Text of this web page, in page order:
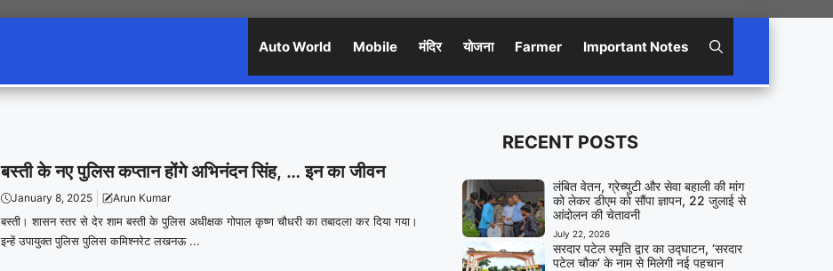
Auto World Mobile मंदिर योजना Farmer Important Notes
बस्ती के नए पुलिस कप्तान होंगे अभिनंदन सिंह, … इन का जीवन
January 8, 2025 Arun Kumar
बस्ती। शासन स्तर से देर शाम बस्ती के पुलिस अधीक्षक गोपाल कृष्ण चौधरी का तबादला कर दिया गया।
इन्हें उपायुक्त पुलिस पुलिस कमिश्नरेट लखनऊ ...
RECENT POSTS
लंबित वेतन, ग्रेच्युटी और सेवा बहाली की मांग
को लेकर डीएम को सौंपा ज्ञापन, 22 जुलाई से
आंदोलन की चेतावनी
July 22, 2026
सरदार पटेल स्मृति द्वार का उद्घाटन, ‘सरदार
पटेल चौक’ के नाम से मिलेगी नई पहचान